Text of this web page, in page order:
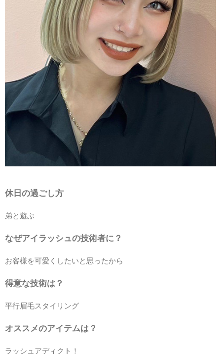
休日の過ごし方
弟と遊ぶ
なぜアイラッシュの技術者に？
お客様を可愛くしたいと思ったから
得意な技術は？
平行眉毛スタイリング
オススメのアイテムは？
ラッシュアディクト！